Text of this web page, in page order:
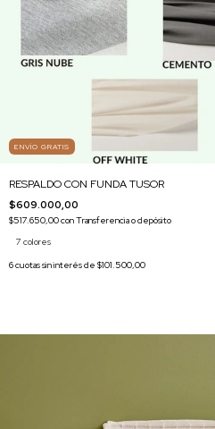
ENVÍO GRATIS
RESPALDO CON FUNDA TUSOR
$609.000,00
$517.650,00conTransferencia o depósito
7 colores
6cuotas sin interés de $101.500,00